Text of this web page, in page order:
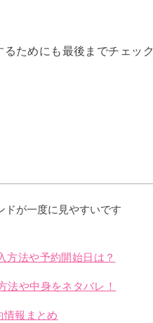
ためにも最後までチェック
ドが一度に見やすいです
方法や予約開始日は？
法や中身をネタバレ！
情報まとめ